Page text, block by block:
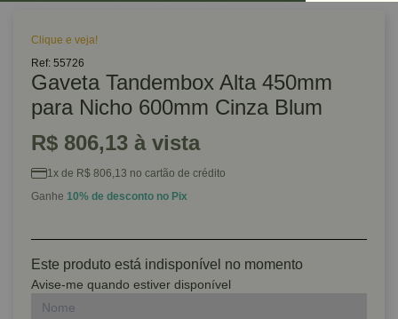
Clique e veja!
Ref: 55726
Gaveta Tandembox Alta 450mm
para Nicho 600mm Cinza Blum
R$ 806,13 à vista
1x de R$ 806,13 no cartão de crédito
Ganhe 10% de desconto no Pix
Este produto está indisponível no momento
Avise-me quando estiver disponível